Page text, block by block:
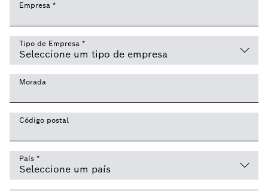
Empresa *
Tipo de Empresa *
Morada
Código postal
País *